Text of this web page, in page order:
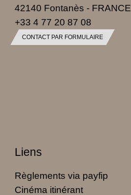
42140 Fontanès - FRANCE
+33 4 77 20 87 08
CONTACT PAR FORMULAIRE
Liens
Règlements via payfip
Cinéma itinérant